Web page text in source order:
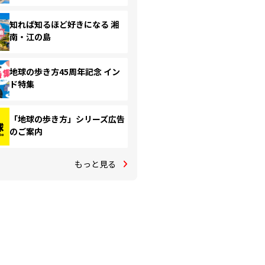
知れば知るほど好きになる 湘
南・江の島
地球の歩き方45周年記念 イン
ド特集
「地球の歩き方」シリーズ広告
のご案内
もっと見る